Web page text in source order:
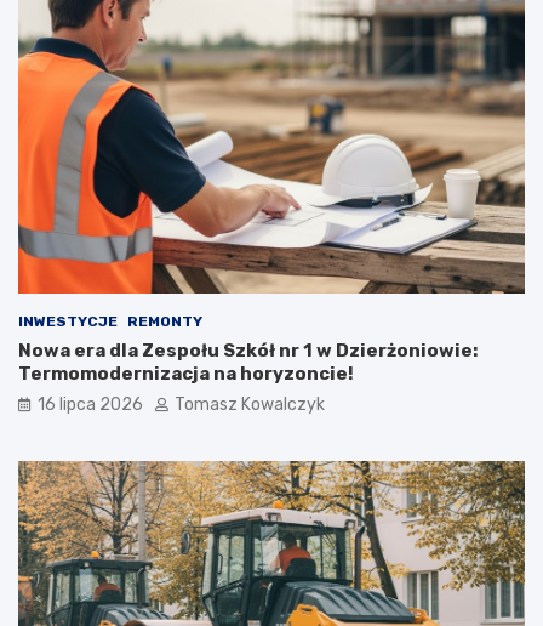
INWESTYCJE REMONTY
Nowa era dla Zespołu Szkół nr 1 w Dzierżoniowie:
Termomodernizacja na horyzoncie!
16 lipca 2026 Tomasz Kowalczyk